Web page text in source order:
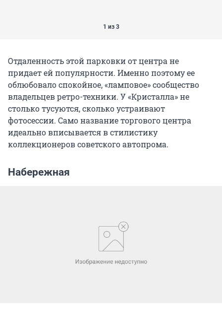
1 из 3
Отдаленность этой парковки от центра не
придает ей популярности. Именно поэтому ее
облюбовало спокойное, «ламповое» сообщество
владельцев ретро-техники. У «Кристалла» не
столько тусуются, сколько устраивают
фотосессии. Само название торгового центра
идеально вписывается в стилистику
коллекционеров советского автопрома.
Набережная